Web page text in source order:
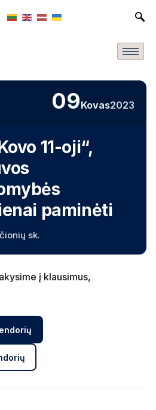
09Kovas2023
11-oji“,
paminėti
sk.
į klausimus,